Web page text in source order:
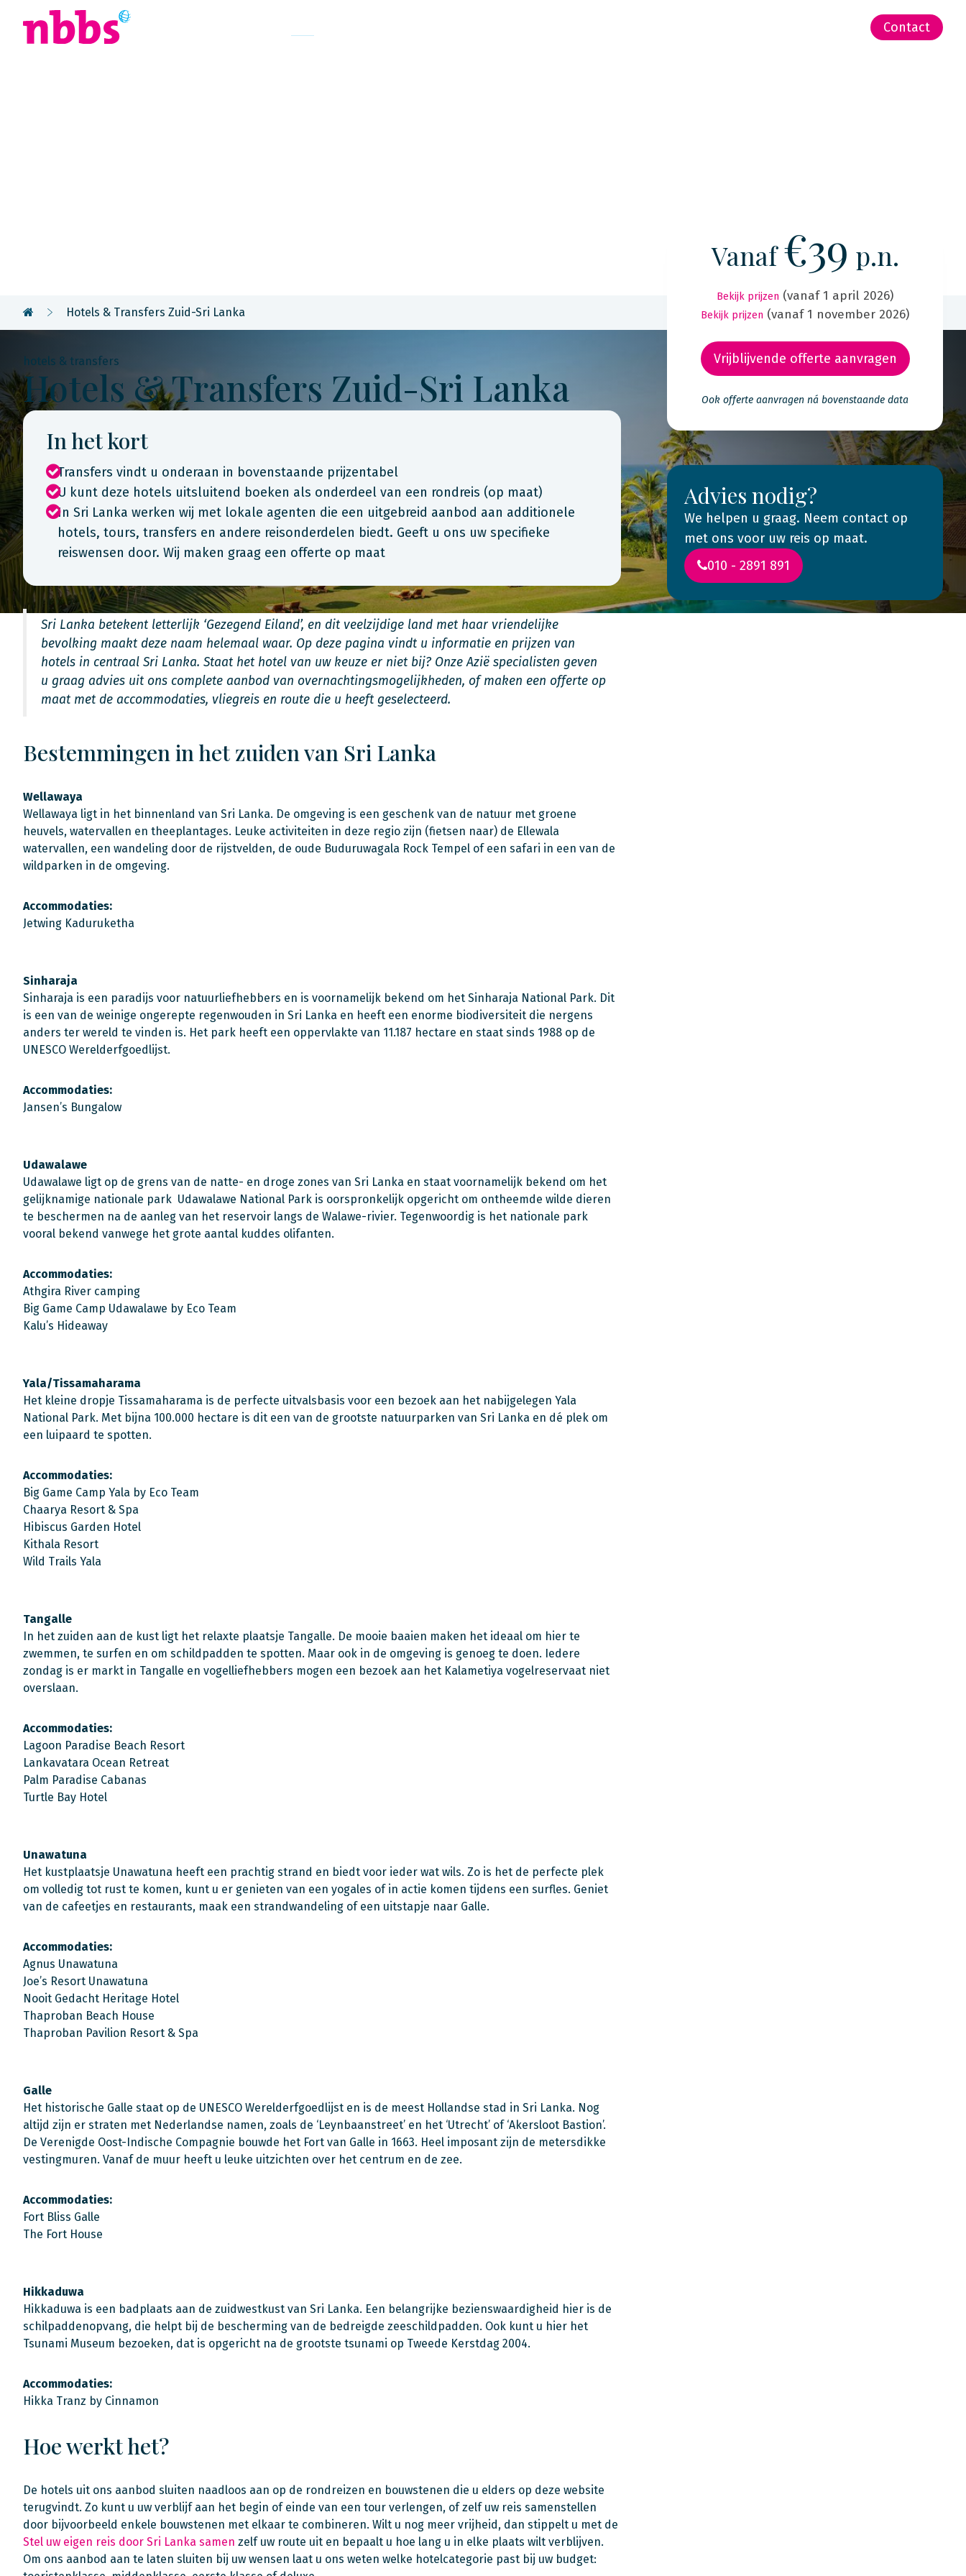
Contact
Hotels & Transfers Zuid-Sri Lanka
hotels & transfers
Hotels & Transfers Zuid-Sri Lanka
In het kort
Transfers vindt u onderaan in bovenstaande prijzentabel
U kunt deze hotels uitsluitend boeken als onderdeel van een rondreis (op maat)
In Sri Lanka werken wij met lokale agenten die een uitgebreid aanbod aan additionele
hotels, tours, transfers en andere reisonderdelen biedt. Geeft u ons uw specifieke
reiswensen door. Wij maken graag een offerte op maat
Sri Lanka betekent letterlijk ‘Gezegend Eiland’, en dit veelzijdige land met haar vriendelijke
bevolking maakt deze naam helemaal waar. Op deze pagina vindt u informatie en prijzen van
hotels in centraal Sri Lanka. Staat het hotel van uw keuze er niet bij? Onze Azië specialisten geven
u graag advies uit ons complete aanbod van overnachtingsmogelijkheden, of maken een offerte op
maat met de accommodaties, vliegreis en route die u heeft geselecteerd.
Bestemmingen in het zuiden van Sri Lanka
Wellawaya
Wellawaya ligt in het binnenland van Sri Lanka. De omgeving is een geschenk van de natuur met groene
heuvels, watervallen en theeplantages. Leuke activiteiten in deze regio zijn (fietsen naar) de Ellewala
watervallen, een wandeling door de rijstvelden, de oude Buduruwagala Rock Tempel of een safari in een van de
wildparken in de omgeving.
Accommodaties:
Jetwing Kaduruketha
Sinharaja
Sinharaja is een paradijs voor natuurliefhebbers en is voornamelijk bekend om het Sinharaja National Park. Dit
is een van de weinige ongerepte regenwouden in Sri Lanka en heeft een enorme biodiversiteit die nergens
anders ter wereld te vinden is. Het park heeft een oppervlakte van 11.187 hectare en staat sinds 1988 op de
UNESCO Werelderfgoedlijst.
Accommodaties:
Jansen’s Bungalow
Udawalawe
Udawalawe ligt op de grens van de natte- en droge zones van Sri Lanka en staat voornamelijk bekend om het
gelijknamige nationale park Udawalawe National Park is oorspronkelijk opgericht om ontheemde wilde dieren
te beschermen na de aanleg van het reservoir langs de Walawe-rivier. Tegenwoordig is het nationale park
vooral bekend vanwege het grote aantal kuddes olifanten.
Accommodaties:
Athgira River camping
Big Game Camp Udawalawe by Eco Team
Kalu’s Hideaway
Yala/Tissamaharama
Het kleine dropje Tissamaharama is de perfecte uitvalsbasis voor een bezoek aan het nabijgelegen Yala
National Park. Met bijna 100.000 hectare is dit een van de grootste natuurparken van Sri Lanka en dé plek om
een luipaard te spotten.
Accommodaties:
Big Game Camp Yala by Eco Team
Chaarya Resort & Spa
Hibiscus Garden Hotel
Kithala Resort
Wild Trails Yala
Tangalle
In het zuiden aan de kust ligt het relaxte plaatsje Tangalle. De mooie baaien maken het ideaal om hier te
zwemmen, te surfen en om schildpadden te spotten. Maar ook in de omgeving is genoeg te doen. Iedere
zondag is er markt in Tangalle en vogelliefhebbers mogen een bezoek aan het Kalametiya vogelreservaat niet
overslaan.
Accommodaties:
Lagoon Paradise Beach Resort
Lankavatara Ocean Retreat
Palm Paradise Cabanas
Turtle Bay Hotel
Unawatuna
Het kustplaatsje Unawatuna heeft een prachtig strand en biedt voor ieder wat wils. Zo is het de perfecte plek
om volledig tot rust te komen, kunt u er genieten van een yogales of in actie komen tijdens een surfles. Geniet
van de cafeetjes en restaurants, maak een strandwandeling of een uitstapje naar Galle.
Accommodaties:
Agnus Unawatuna
Joe’s Resort Unawatuna
Nooit Gedacht Heritage Hotel
Thaproban Beach House
Thaproban Pavilion Resort & Spa
Galle
Het historische Galle staat op de UNESCO Werelderfgoedlijst en is de meest Hollandse stad in Sri Lanka. Nog
altijd zijn er straten met Nederlandse namen, zoals de ‘Leynbaanstreet’ en het ‘Utrecht’ of ‘Akersloot Bastion’.
De Verenigde Oost-Indische Compagnie bouwde het Fort van Galle in 1663. Heel imposant zijn de metersdikke
vestingmuren. Vanaf de muur heeft u leuke uitzichten over het centrum en de zee.
Accommodaties:
Fort Bliss Galle
The Fort House
Hikkaduwa
Hikkaduwa is een badplaats aan de zuidwestkust van Sri Lanka. Een belangrijke bezienswaardigheid hier is de
schilpaddenopvang, die helpt bij de bescherming van de bedreigde zeeschildpadden. Ook kunt u hier het
Tsunami Museum bezoeken, dat is opgericht na de grootste tsunami op Tweede Kerstdag 2004.
Accommodaties:
Hikka Tranz by Cinnamon
Hoe werkt het?
De hotels uit ons aanbod sluiten naadloos aan op de rondreizen en bouwstenen die u elders op deze website
terugvindt. Zo kunt u uw verblijf aan het begin of einde van een tour verlengen, of zelf uw reis samenstellen
door bijvoorbeeld enkele bouwstenen met elkaar te combineren. Wilt u nog meer vrijheid, dan stippelt u met de
Stel uw eigen reis door Sri Lanka samen zelf uw route uit en bepaalt u hoe lang u in elke plaats wilt verblijven.
Om ons aanbod aan te laten sluiten bij uw wensen laat u ons weten welke hotelcategorie past bij uw budget:
Vanaf€39 p.n.
Bekijk prijzen (vanaf 1 april 2026)
Bekijk prijzen (vanaf 1 november 2026)
Vrijblijvende offerte aanvragen
Ook offerte aanvragen ná bovenstaande data
Advies nodig?
We helpen u graag. Neem contact op
met ons voor uw reis op maat.
010 - 2891 891